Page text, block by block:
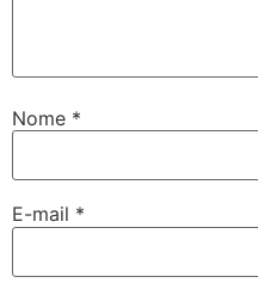
Nome *
E-mail *